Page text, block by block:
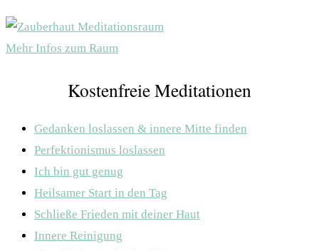
Mehr Infos zum Raum
Kostenfreie Meditationen
Gedanken loslassen & innere Mitte finden
Perfektionismus loslassen
Ich bin gut genug
Heilsamer Start in den Tag
Schließe Frieden mit deiner Haut
Innere Reinigung